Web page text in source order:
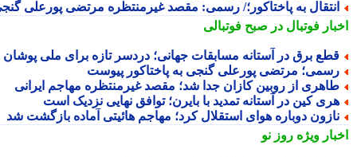
به پاختاکور؛/ رسمی: مقصد غیرمنتظره مرتضی پورعلی گنجی
فوتبال در صبح فوتبالی
برق در آستانه مسابقات جهانی؛ دردسر تازه برای ملی پوشان
مرتضی پورعلی گنجی به پاختاکور پیوست
از روبین کازان جدا شد؛ مقصد غیرمنتظره مهاجم ایرانی
کین در آستانه تمدید با بایرن؛ توافق نهایی نزدیک است
دوباره هوای استقلال کرد؛ مهاجم هائیتی آماده بازگشت شد
ویژهروز نو